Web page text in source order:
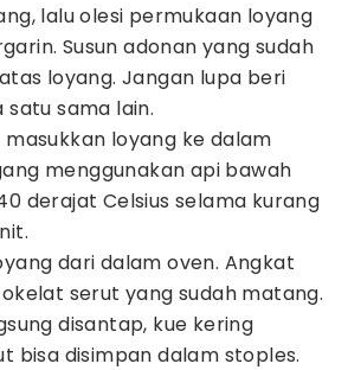
lalu olesi permukaan loyang
Susun adonan yang sudah
loyang. Jangan lupa beri
sama lain.
masukkan loyang ke dalam
menggunakan api bawah
derajat Celsius selama kurang
dari dalam oven. Angkat
serut yang sudah matang.
disantap, kue kering
bisa disimpan dalam stoples.